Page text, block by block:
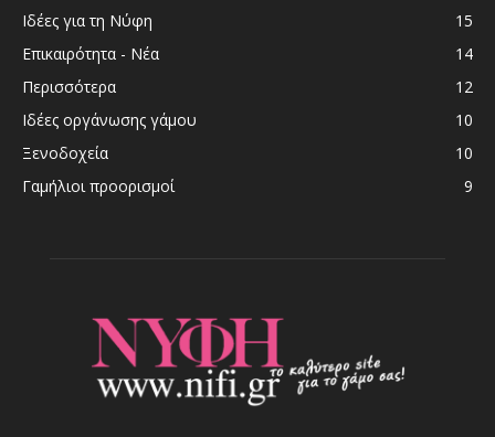
Ιδέες για τη Νύφη
15
Επικαιρότητα - Νέα
14
Περισσότερα
12
Ιδέες οργάνωσης γάμου
10
Ξενοδοχεία
10
Γαμήλιοι προορισμοί
9